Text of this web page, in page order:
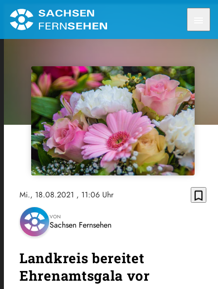
Mi., 18.08.2021 , 11:06 Uhr bookmark_border
VON
Sachsen Fernsehen
Landkreis bereitet
Ehrenamtsgala vor